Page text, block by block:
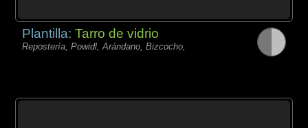
Plantilla:Tarro de vidrio
Repostería, Powidl, Arándano, Bizcocho,